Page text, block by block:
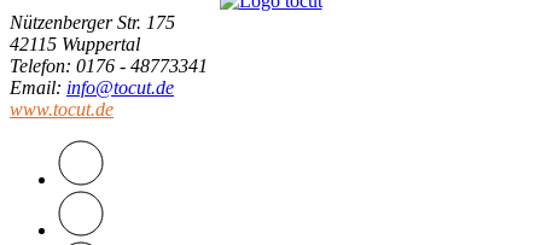
Nützenberger Str. 175
42115 Wuppertal
Telefon: 0176 - 48773341
Email: info@tocut.de
www.tocut.de